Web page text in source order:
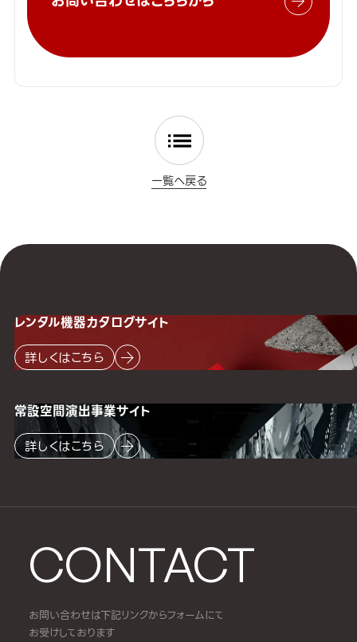
一覧へ戻る
CONTACT
お問い合わせは下記リンクからフォームにて
お受けしております
レンタル機器カタログサイト
詳しくはこちら
常設空間演出事業サイト
詳しくはこちら